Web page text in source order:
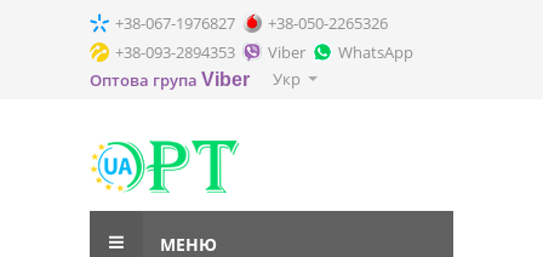
+38-067-1976827
+38-050-2265326
+38-093-2894353
Viber
WhatsApp
Оптова група Viber Укр
МЕНЮ